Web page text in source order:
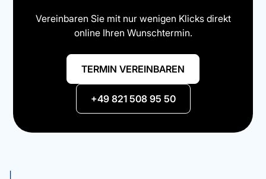
Vereinbaren Sie mit nur wenigen Klicks direkt
online Ihren Wunschtermin.
TERMIN VEREINBAREN
+49 821 508 95 50